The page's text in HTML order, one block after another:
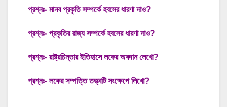
প্রশ্নঃ- মানব প্রকৃতি সম্পর্কে হবসের ধারণা দাও?
প্রশ্নঃ- প্রকৃতির রাজ্য সম্পর্কে হবসের ধারণা দাও?
প্রশ্নঃ- রাষ্ট্রচিন্তার ইতিহাসে লকের অবদান লেখো?
প্রশ্নঃ- লকের সম্পত্তি তত্ত্বটি সংক্ষেপে লিখো?